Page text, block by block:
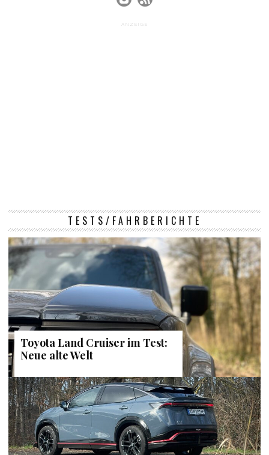
ANZEIGE
TESTS/FAHRBERICHTE
Toyota Land Cruiser im Test:
Neue alte Welt